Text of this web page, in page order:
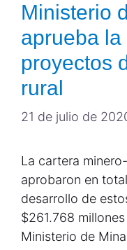
Ministerio
aprueba
proyectos
rural
21 de julio de
La cartera
aprobaron en
desarrollo de
$261.768
Ministerio de